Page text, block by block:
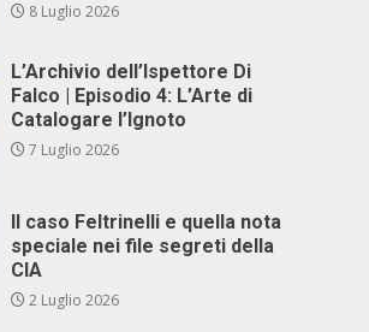
8 Luglio 2026
L’Archivio dell’Ispettore Di
Falco | Episodio 4: L’Arte di
Catalogare l’Ignoto
7 Luglio 2026
Il caso Feltrinelli e quella nota
speciale nei file segreti della
CIA
2 Luglio 2026